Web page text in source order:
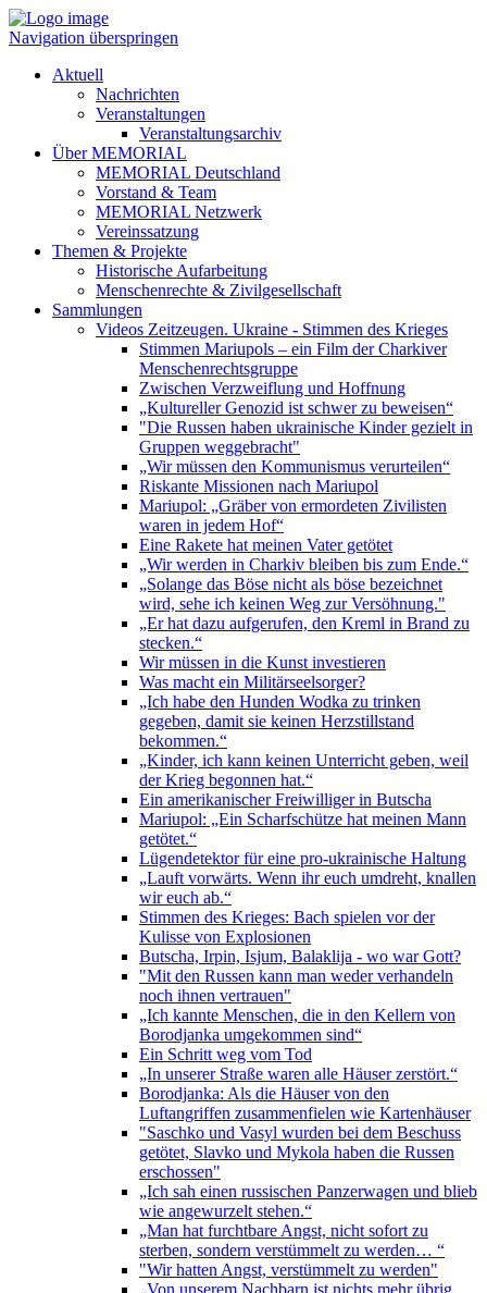
Navigation überspringen
Aktuell
Nachrichten
Veranstaltungen
Veranstaltungsarchiv
Über MEMORIAL
MEMORIAL Deutschland
Vorstand & Team
MEMORIAL Netzwerk
Vereinssatzung
Themen & Projekte
Historische Aufarbeitung
Menschenrechte & Zivilgesellschaft
Sammlungen
Videos Zeitzeugen. Ukraine - Stimmen des Krieges
Stimmen Mariupols – ein Film der Charkiver
Menschenrechtsgruppe
Zwischen Verzweiflung und Hoffnung
„Kultureller Genozid ist schwer zu beweisen“
"Die Russen haben ukrainische Kinder gezielt in
Gruppen weggebracht"
„Wir müssen den Kommunismus verurteilen“
Riskante Missionen nach Mariupol
Mariupol: „Gräber von ermordeten Zivilisten
waren in jedem Hof“
Eine Rakete hat meinen Vater getötet
„Wir werden in Charkiv bleiben bis zum Ende.“
„Solange das Böse nicht als böse bezeichnet
wird, sehe ich keinen Weg zur Versöhnung."
„Er hat dazu aufgerufen, den Kreml in Brand zu
stecken.“
Wir müssen in die Kunst investieren
Was macht ein Militärseelsorger?
„Ich habe den Hunden Wodka zu trinken
gegeben, damit sie keinen Herzstillstand
bekommen.“
„Kinder, ich kann keinen Unterricht geben, weil
der Krieg begonnen hat.“
Ein amerikanischer Freiwilliger in Butscha
Mariupol: „Ein Scharfschütze hat meinen Mann
getötet.“
Lügendetektor für eine pro-ukrainische Haltung
„Lauft vorwärts. Wenn ihr euch umdreht, knallen
wir euch ab.“
Stimmen des Krieges: Bach spielen vor der
Kulisse von Explosionen
Butscha, Irpin, Isjum, Balaklija - wo war Gott?
"Mit den Russen kann man weder verhandeln
noch ihnen vertrauen"
„Ich kannte Menschen, die in den Kellern von
Borodjanka umgekommen sind“
Ein Schritt weg vom Tod
„In unserer Straße waren alle Häuser zerstört.“
Borodjanka: Als die Häuser von den
Luftangriffen zusammenfielen wie Kartenhäuser
"Saschko und Vasyl wurden bei dem Beschuss
getötet, Slavko und Mykola haben die Russen
erschossen"
„Ich sah einen russischen Panzerwagen und blieb
wie angewurzelt stehen.“
„Man hat furchtbare Angst, nicht sofort zu
sterben, sondern verstümmelt zu werden… “
"Wir hatten Angst, verstümmelt zu werden"
„Von unserem Nachbarn ist nichts mehr übrig